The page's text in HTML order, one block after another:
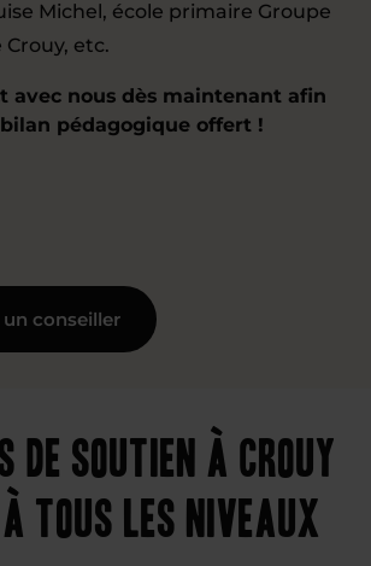
Michel, école primaire Groupe
Crouy, etc.
avec nous dès maintenant afin
pédagogique offert !
conseiller
de soutien à Crouy
tous les niveaux